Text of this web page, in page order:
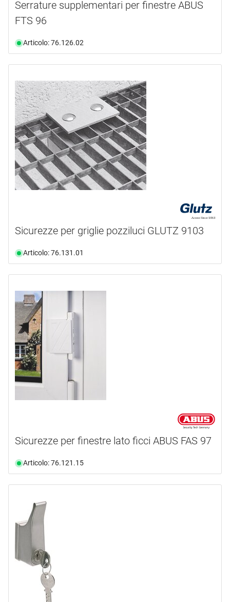
Serrature supplementari per finestre ABUS
FTS 96
Articolo: 76.126.02
Sicurezze per griglie pozziluci GLUTZ 9103
Articolo: 76.131.01
Sicurezze per finestre lato ficci ABUS FAS 97
Articolo: 76.121.15